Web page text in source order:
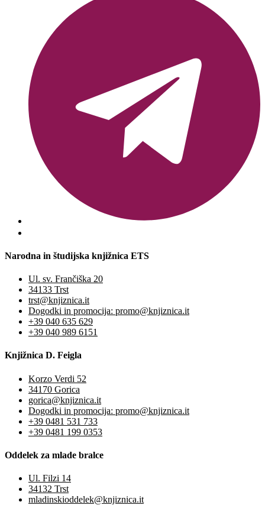
Narodna in študijska knjižnica ETS
Ul. sv. Frančiška 20
34133 Trst
trst@knjiznica.it
Dogodki in promocija: promo@knjiznica.it
+39 040 635 629
+39 040 989 6151
Knjižnica D. Feigla
Korzo Verdi 52
34170 Gorica
gorica@knjiznica.it
Dogodki in promocija: promo@knjiznica.it
+39 0481 531 733
+39 0481 199 0353
Oddelek za mlade bralce
Ul. Filzi 14
34132 Trst
mladinskioddelek@knjiznica.it